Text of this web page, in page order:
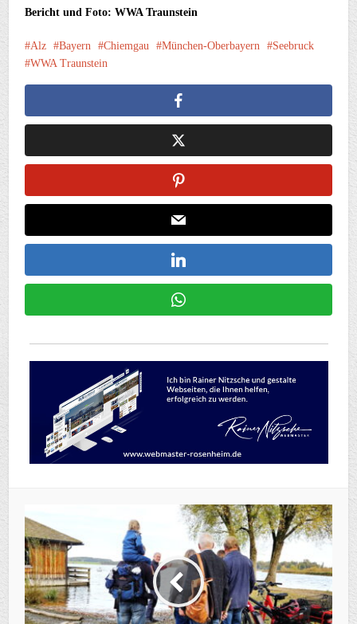
Bericht und Foto: WWA Traunstein
Alz Bayern Chiemgau München-Oberbayern
Seebruck
WWA Traunstein